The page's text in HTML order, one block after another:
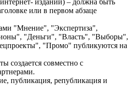
или в первом абзаце
"Мнение", "Экспертиза",
"Деньги", "Власть", "Выборы",
"Промо" публикуются на
создается совместно с
публикация, републикация и